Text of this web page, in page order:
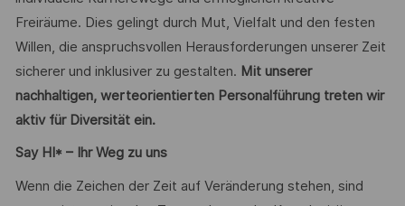
Freiräume. Dies gelingt durch Mut, Vielfalt und den festen
Willen, die anspruchsvollen Herausforderungen unserer Zeit
sicherer und inklusiver zu gestalten. Mit unserer
nachhaltigen, werteorientierten Personalführung treten wir
aktiv für Diversität ein.
Say HI* – Ihr Weg zu uns
Wenn die Zeichen der Zeit auf Veränderung stehen, sind